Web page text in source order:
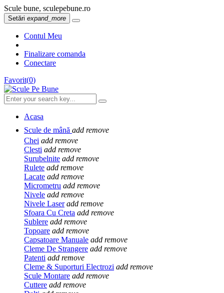
Scule bune, sculepebune.ro
Setări expand_more
Contul Meu
Finalizare comanda
Conectare
Favorit(0)
Acasa
Scule de mână add remove
Chei add remove
Clesti add remove
Surubelnite add remove
Rulete add remove
Lacate add remove
Micrometru add remove
Nivele add remove
Nivele Laser add remove
Sfoara Cu Creta add remove
Sublere add remove
Topoare add remove
Capsatoare Manuale add remove
Cleme De Strangere add remove
Patenti add remove
Cleme & Suporturi Electrozi add remove
Scule Montare add remove
Cuttere add remove